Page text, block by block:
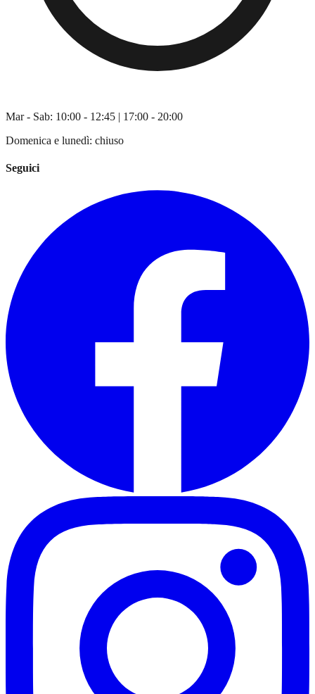
Mar - Sab: 10:00 - 12:45 | 17:00 - 20:00
Domenica e lunedì: chiuso
Seguici